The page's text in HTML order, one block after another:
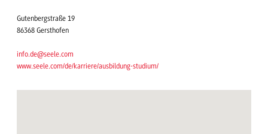
Gutenbergstraße 19
86368 Gersthofen
info.de@seele.com
www.seele.com/de/karriere/ausbildung-studium/